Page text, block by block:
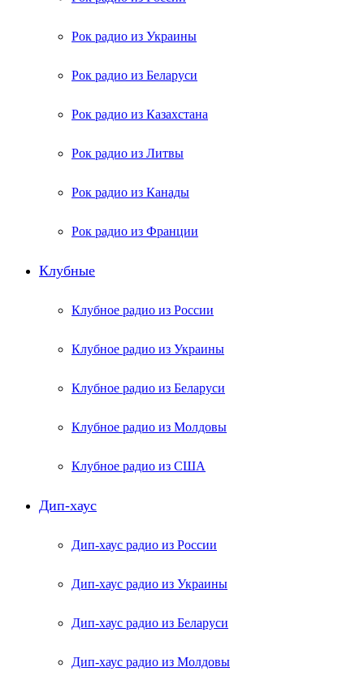
Рок радио из Украины
Рок радио из Беларуси
Рок радио из Казахстана
Рок радио из Литвы
Рок радио из Канады
Рок радио из Франции
Клубные
Клубное радио из России
Клубное радио из Украины
Клубное радио из Беларуси
Клубное радио из Молдовы
Клубное радио из США
Дип-хаус
Дип-хаус радио из России
Дип-хаус радио из Украины
Дип-хаус радио из Беларуси
Дип-хаус радио из Молдовы